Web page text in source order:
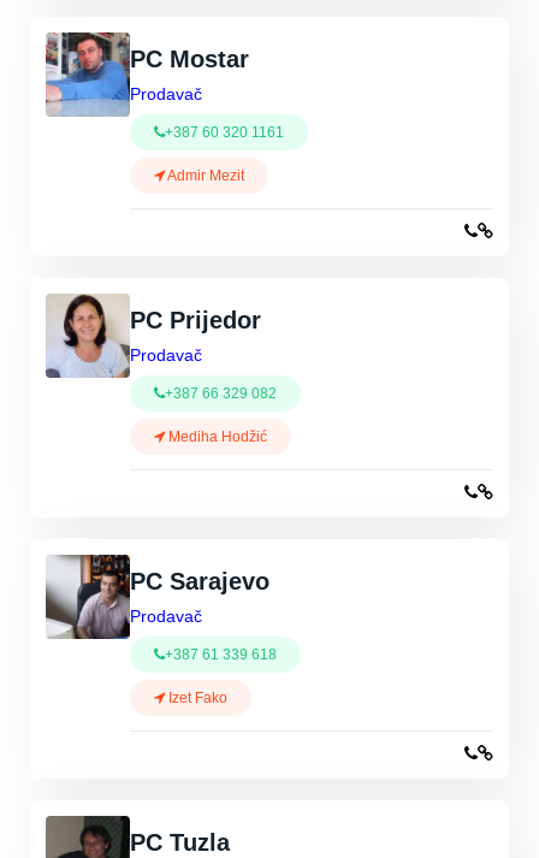
PC Mostar
Prodavač
+387 60 320 1161
Admir Mezit
PC Prijedor
Prodavač
+387 66 329 082
Mediha Hodžić
PC Sarajevo
Prodavač
+387 61 339 618
Izet Fako
PC Tuzla